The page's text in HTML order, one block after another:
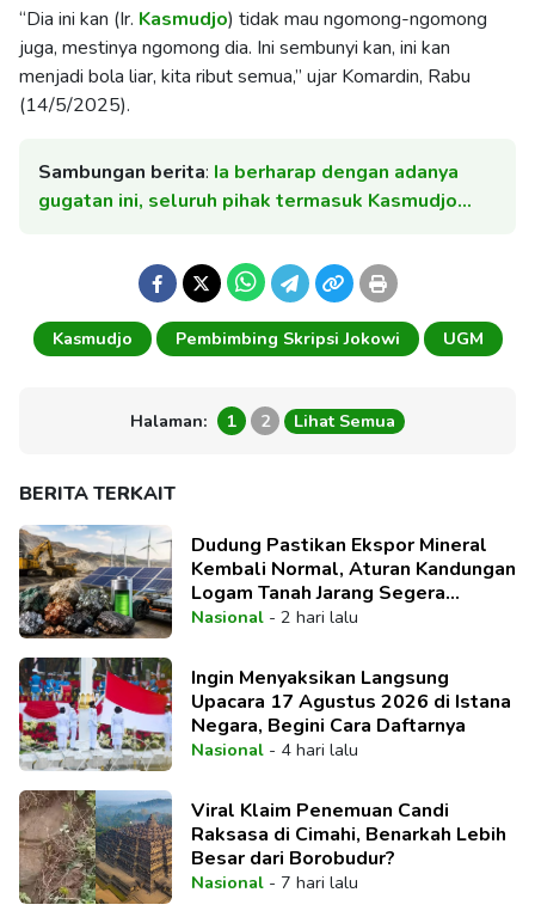
“Dia ini kan (Ir. Kasmudjo) tidak mau ngomong-ngomong
juga, mestinya ngomong dia. Ini sembunyi kan, ini kan
menjadi bola liar, kita ribut semua,” ujar Komardin, Rabu
(14/5/2025).
Sambungan berita: Ia berharap dengan adanya
gugatan ini, seluruh pihak termasuk Kasmudjo…
Kasmudjo Pembimbing Skripsi Jokowi UGM
Halaman: 1 2 Lihat Semua
BERITA TERKAIT
Dudung Pastikan Ekspor Mineral
Kembali Normal, Aturan Kandungan
Logam Tanah Jarang Segera
Direvisi
Nasional- 2 hari lalu
Ingin Menyaksikan Langsung
Upacara 17 Agustus 2026 di Istana
Negara, Begini Cara Daftarnya
Nasional- 4 hari lalu
Viral Klaim Penemuan Candi
Raksasa di Cimahi, Benarkah Lebih
Besar dari Borobudur?
Nasional- 7 hari lalu